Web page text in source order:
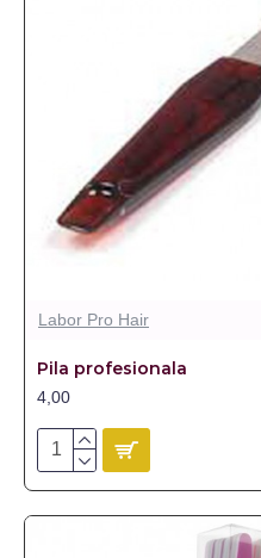
Labor Pro Hair
Pila profesionala
4,00